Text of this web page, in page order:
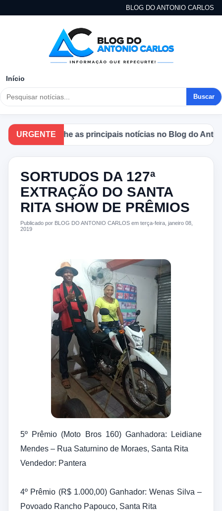
BLOG DO ANTONIO CARLOS
Início
Buscar
URGENTE
Acompanhe as principais notícias no Blog do Antonio
SORTUDOS DA 127ª
EXTRAÇÃO DO SANTA
RITA SHOW DE PRÊMIOS
Publicado por BLOG DO ANTONIO CARLOS em terça-feira, janeiro 08,
2019
5º Prêmio (Moto Bros 160) Ganhadora: Leidiane
Mendes – Rua Saturnino de Moraes, Santa Rita
Vendedor: Pantera
4º Prêmio (R$ 1.000,00) Ganhador: Wenas Silva –
Povoado Rancho Papouco, Santa Rita